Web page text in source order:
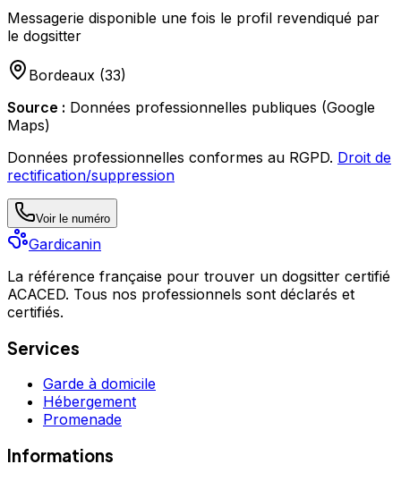
Messagerie disponible une fois le profil revendiqué par
le dogsitter
Bordeaux (33)
Source : Données professionnelles publiques (Google
Maps)
Données professionnelles conformes au RGPD. Droit de
rectification/suppression
Voir le numéro
Gardicanin
La référence française pour trouver un dogsitter certifié
ACACED. Tous nos professionnels sont déclarés et
certifiés.
Services
Garde à domicile
Hébergement
Promenade
Informations